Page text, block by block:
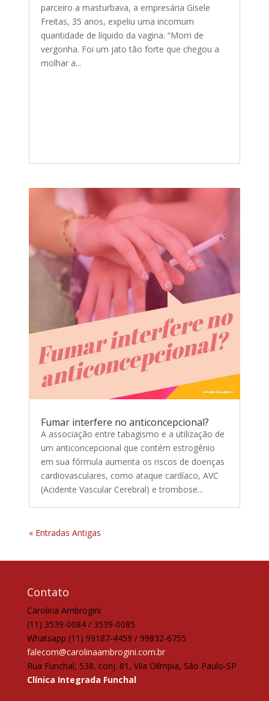
parceiro a masturbava, a empresária Gisele
Freitas, 35 anos, expeliu uma incomum
quantidade de líquido da vagina. “Morri de
vergonha. Foi um jato tão forte que chegou a
molhar a...
Fumar interfere no anticoncepcional?
A associação entre tabagismo e a utilização de
um anticoncepcional que contém estrogênio
em sua fórmula aumenta os riscos de doenças
cardiovasculares, como ataque cardíaco, AVC
(Acidente Vascular Cerebral) e trombose...
« Entradas Antigas
Contato
Carolina Ambrogini
(11) 3539-0084 / 3539-0085
Whatsapp (11) 99187-4459 / 99832-6755
falecom@carolinaambrogini.com.br
Rua Funchal, 538, conj. 81, Vila Olímpia, São Paulo-SP
Clínica Integrada Funchal